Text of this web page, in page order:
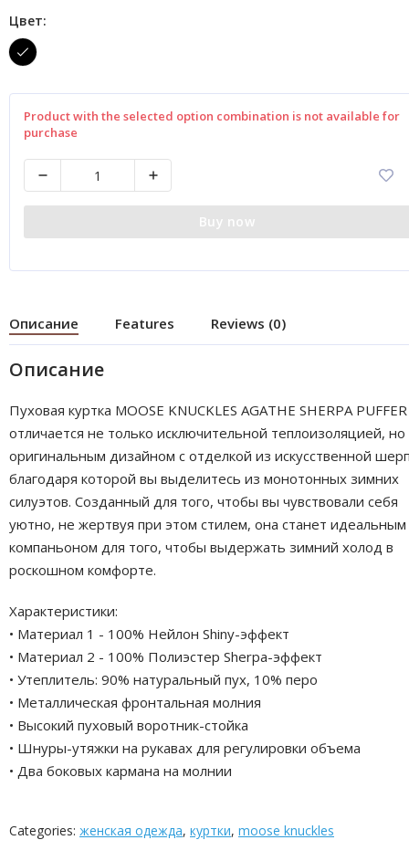
Цвет:
Product with the selected option combination is not available for
purchase
Buy now
Описание Features Reviews (0)
Описание
Пуховая куртка MOOSE KNUCKLES AGATHE SHERPA PUFFER
отличается не только исключительной теплоизоляцией, но
оригинальным дизайном с отделкой из искусственной
благодаря которой вы выделитесь из монотонных зимних
силуэтов. Созданный для того, чтобы вы чувствовали себя
уютно, не жертвуя при этом стилем, она станет идеальным
компаньоном для того, чтобы выдержать зимний холод в
роскошном комфорте.
Характеристики:
• Материал 1 - 100% Нейлон Shiny-эффект
• Материал 2 - 100% Полиэстер Sherpa-эффект
• Утеплитель: 90% натуральный пух, 10% перо
• Металлическая фронтальная молния
• Высокий пуховый воротник-стойка
• Шнуры-утяжки на рукавах для регулировки объема
• Два боковых кармана на молнии
Categories: женская одежда, куртки, moose knuckles